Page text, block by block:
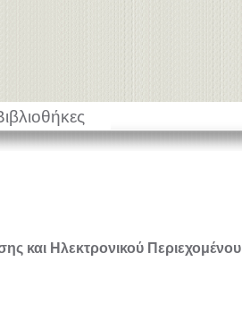
και Ηλεκτρονικού Περιεχομένου